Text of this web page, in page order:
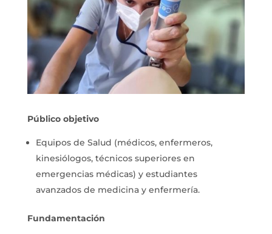
Público objetivo
Equipos de Salud (médicos, enfermeros,
kinesiólogos, técnicos superiores en
emergencias médicas) y estudiantes
avanzados de medicina y enfermería.
Fundamentación